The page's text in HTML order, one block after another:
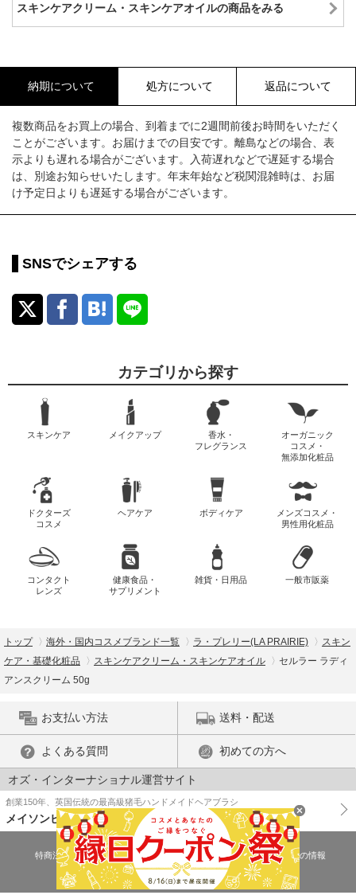
スキンケアクリーム・スキンケアオイルの商品をみる
納期について 処方について 返品について
複数商品をお買上の場合、到着までに2週間前後お時間をいただく
ことがございます。お届けまでの目安です。離島などの場合、表
示よりも遅れる場合がございます。入荷遅れなどで遅延する場合
は、別途お知らせいたします。年末年始など税関混雑時は、お届
け予定日よりも遅延する場合がございます。
SNSでシェアする
カテゴリから探す
スキンケア メイクアップ
香水・
フレグランス
オーガニック
コスメ・
無添加化粧品
ドクターズ
コスメ
ヘアケア ボディケア
メンズコスメ・
男性用化粧品
コンタクト
レンズ
健康食品・
サプリメント
雑貨・日用品 一般市販薬
トップ 海外・国内コスメブランド一覧 ラ・プレリー(LA PRAIRIE)
スキン
ケア・基礎化粧品
スキンケアクリーム・スキンケアオイル
セルラー ラディ
アンスクリーム 50g
お支払い方法 送料・配送
よくある質問 初めての方へ
オズ・インターナショナル運営サイト
創業150年、英国伝統の最高級猪毛ハンドメイドヘアブラシ
メイソンピアソン
特商法に基づく表示 プライバシーポリシー
医薬品販売許可証の情報
ご利用規約
PC版で表示